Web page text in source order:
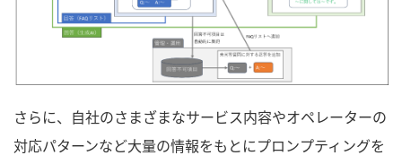
さらに、自社のさまざまなサービス内容やオペレーターの
対応パターンなど大量の情報をもとにプロンプティングを